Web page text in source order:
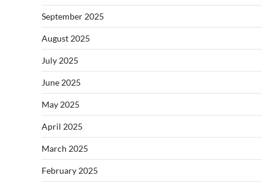
September 2025
August 2025
July 2025
June 2025
May 2025
April 2025
March 2025
February 2025